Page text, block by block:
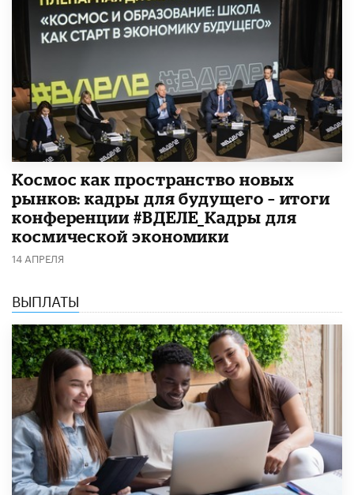
Космос как пространство новых
рынков: кадры для будущего – итоги
конференции #ВДЕЛЕ_Кадры для
космической экономики
14 АПРЕЛЯ
ВЫПЛАТЫ